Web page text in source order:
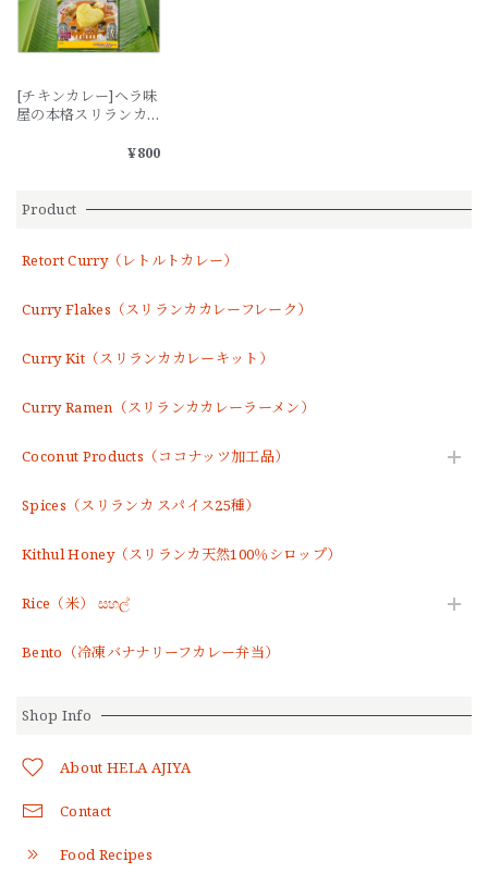
Product
Retort Curry（レトルトカレー）
Curry Flakes（スリランカカレーフレーク）
Curry Kit（スリランカカレーキット）
Curry Ramen（スリランカカレーラーメン）
Coconut Products（ココナッツ加工品）
Spices（スリランカ スパイス25種）
Kithul Honey（スリランカ天然100％シロップ）
Rice（米） සහල්
Bento（冷凍バナナリーフカレー弁当）
Shop Info
About HELA AJIYA
Contact
Food Recipes
[チキンカレー]ヘラ味
屋の本格スリランカ
前２００g ー１３種
¥800